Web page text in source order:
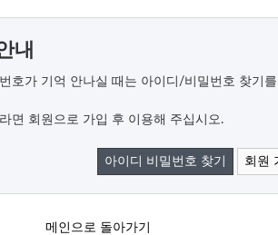
내
호가 기억 안나실 때는 아이디/비밀번호 찾기
면 회원으로 가입 후 이용해 주십시오.
아이디 비밀번호 찾기 회원
메인으로 돌아가기